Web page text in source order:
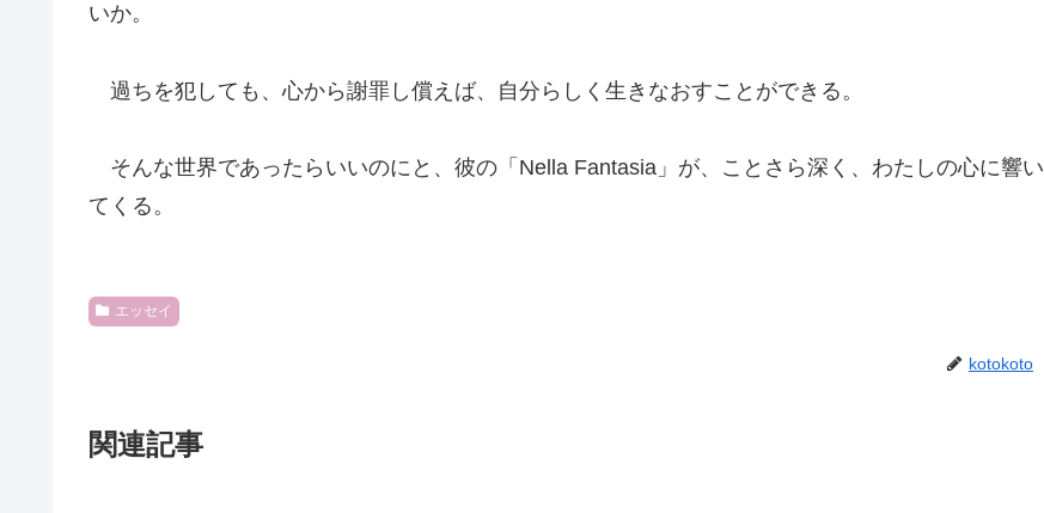
いか。
過ちを犯しても、心から謝罪し償えば、自分らしく生きなおすことができる。
そんな世界であったらいいのにと、彼の「Nella Fantasia」が、ことさら深く、わたしの心に響い
てくる。
エッセイ
kotokoto
関連記事